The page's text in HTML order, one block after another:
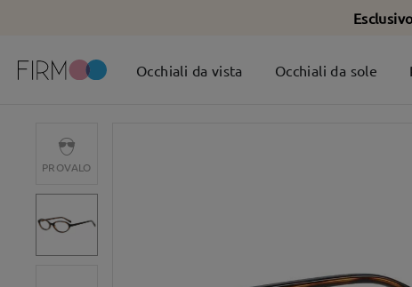
Occhiali da vista Occhiali da sole
PROVALO